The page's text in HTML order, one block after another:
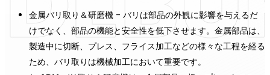
金属バリ取り＆研磨機 - バリは部品の外観に影響を与えるだ
けでなく、部品の機能と安全性を低下させます。金属部品は、
製造中に切断、プレス、フライス加工などの様々な工程を経る
ため、バリ取りは機械加工において重要です。